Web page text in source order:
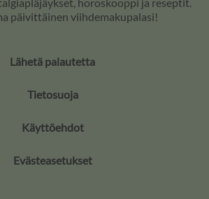
päivittäinen viihdemakupalasi!
Lähetä palautetta
Tietosuoja
Käyttöehdot
Evästeasetukset